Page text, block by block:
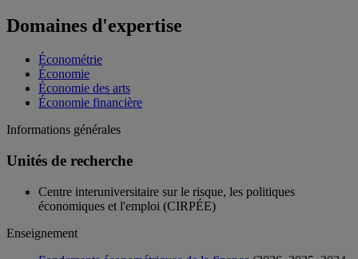
Domaines d'expertise
Économétrie
Économie
Économie des arts
Économie financière
Informations générales
Unités de recherche
Centre interuniversitaire sur le risque, les politiques
économiques et l'emploi (CIRPÉE)
Enseignement